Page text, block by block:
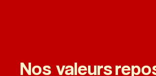
Nos valeurs